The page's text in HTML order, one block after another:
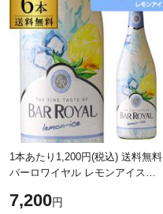
1本あたり1,200円(税込) 送料無料
バーロワイヤル レモンアイス
7,200円